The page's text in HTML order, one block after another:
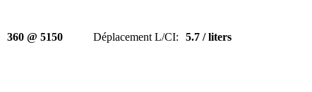
360 @ 5150 Déplacement L/CI: 5.7 / liters